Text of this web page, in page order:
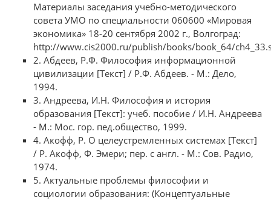
Материалы заседания учебно-методического
совета УМО по специальности 060600 «Мировая
экономика» 18-20 сентября 2002 г., Волгоград:
http://www.cis2000.ru/publish/books/book_64/
2. Абдеев, Р.Ф. Философия информационной
цивилизации [Текст] / Р.Ф. Абдеев. - М.: Дело,
1994.
3. Андреева, И.Н. Философия и история
образования [Текст]: учеб. пособие / И.Н. Андреева
- М.: Мос. гор. пед.общество, 1999.
4. Акофф, Р. О целеустремленных системах [Текст]
/ Р. Акофф, Ф. Эмери; пер. с англ. - М.: Сов. Радио,
1974.
5. Актуальные проблемы философии и
социологии образования: (Концептуальные